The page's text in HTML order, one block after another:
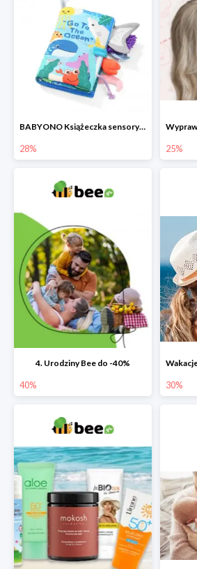
BABYONO Książeczka sensoryczna Go To The Ocean -28%
28% 25%
4. Urodziny Bee do -40%
40% 30%